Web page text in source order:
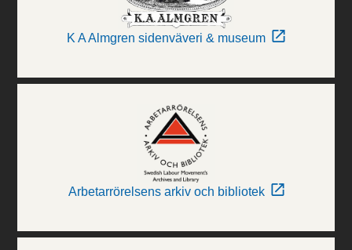
K A Almgren sidenväveri & museum
Arbetarrörelsens arkiv och bibliotek